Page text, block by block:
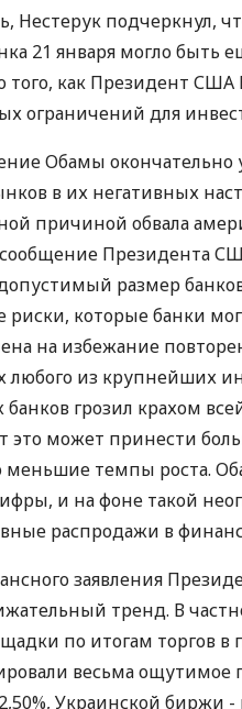
Нестерук подчеркнул,
21 января могло быть
того, как Президент США
ограничений для
Обамы окончательно
в их негативных
причиной обвала
сообщение Президента
размер
которые банки
на избежание
любого из крупнейших
грозил крахом
это может принести
меньшие темпы роста.
и на фоне такой
распродажи в
заявления
тренд. В
по итогам торгов в
весьма
Украинской биржи -